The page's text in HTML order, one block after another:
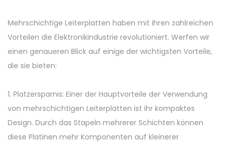
Mehrschichtige Leiterplatten haben mit ihren zahlreichen
Vorteilen die Elektronikindustrie revolutioniert. Werfen wir
einen genaueren Blick auf einige der wichtigsten Vorteile,
die sie bieten:
1. Platzersparnis: Einer der Hauptvorteile der Verwendung
von mehrschichtigen Leiterplatten ist ihr kompaktes
Design. Durch das Stapeln mehrerer Schichten können
diese Platinen mehr Komponenten auf kleinerer